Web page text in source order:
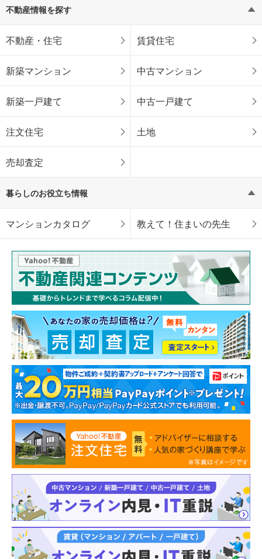
不動産情報を探す
不動産・住宅 賃貸住宅
新築マンション 中古マンション
新築一戸建て 中古一戸建て
注文住宅 土地
売却査定
暮らしのお役立ち情報
マンションカタログ 教えて！住まいの先生